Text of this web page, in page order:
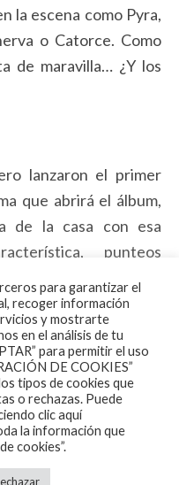
la escena como Pyra,
o Catorce. Como
de maravilla… ¿Y los
lanzaron el primer
que abrirá el álbum,
de la casa con esa
punteos
hoy venimos aquí
lleva por título
nunca mejor dicho (y
La canción es una
deja las espaldas en
acometidas que me
segundo. Os
para garantizar el
recoger información
y mostrarte
en el análisis de tu
para permitir el uso
DE COOKIES”
tipos de cookies que
o rechazas. Puede
clic aquí
la información que
cookies”.